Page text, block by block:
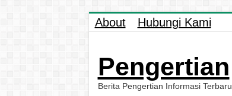
About Hubungi Kami
Pengertian
Berita Pengertian Informasi Terbaru